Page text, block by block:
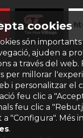
cookies
són
ajuden a
a través del web.
per millorar
i personalitzar el
feu clic a
feu clic a
a "Configura". Més
.